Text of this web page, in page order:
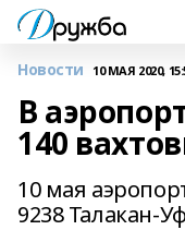
Новости 10 МАЯ 2020,
В
140
10 мая
9238 Талакан-